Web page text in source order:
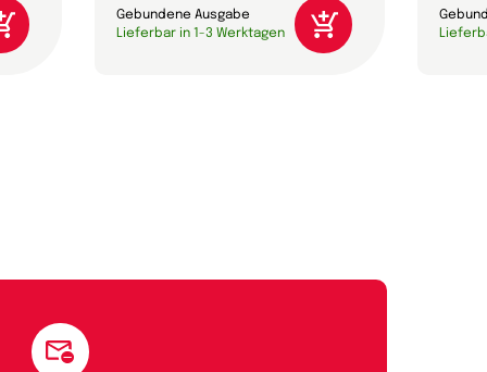
Gebundene Ausgabe
Lieferbar in 1-3 Werktagen